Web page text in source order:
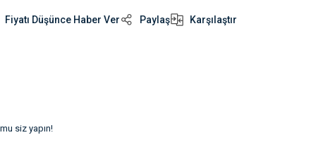
Fiyatı Düşünce Haber Ver Paylaş Karşılaştır
siz yapın!